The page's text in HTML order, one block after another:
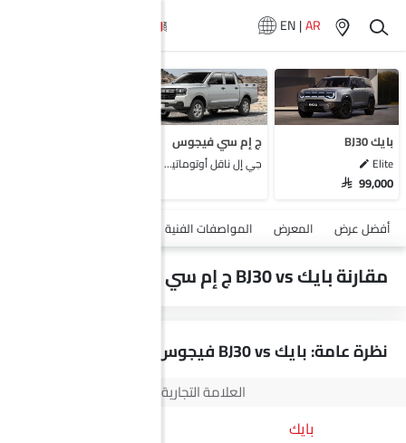
EN|AR
بايك BJ30
Elite
SAR 99,000
ج إم سي فيجوس
جي إل ناقل أوتوماتيكي دفع ثنائي يورو 4
أفضل عرض المعرض المواصفات الفنية
مقارنة بايك BJ30 vs ج إم سي فيجوس
نظرة عامة: بايك BJ30 vs فيجوس
العلامة التجارية
بايك